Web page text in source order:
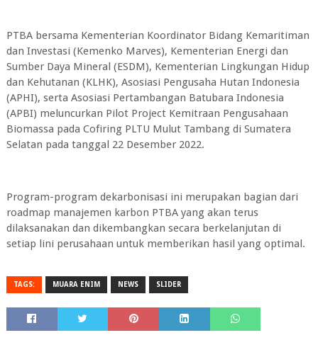
PTBA bersama Kementerian Koordinator Bidang Kemaritiman
dan Investasi (Kemenko Marves), Kementerian Energi dan
Sumber Daya Mineral (ESDM), Kementerian Lingkungan Hidup
dan Kehutanan (KLHK), Asosiasi Pengusaha Hutan Indonesia
(APHI), serta Asosiasi Pertambangan Batubara Indonesia
(APBI) meluncurkan Pilot Project Kemitraan Pengusahaan
Biomassa pada Cofiring PLTU Mulut Tambang di Sumatera
Selatan pada tanggal 22 Desember 2022.
Program-program dekarbonisasi ini merupakan bagian dari
roadmap manajemen karbon PTBA yang akan terus
dilaksanakan dan dikembangkan secara berkelanjutan di
setiap lini perusahaan untuk memberikan hasil yang optimal.
TAGS: MUARA ENIM NEWS SLIDER